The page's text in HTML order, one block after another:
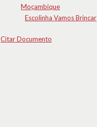
Moçambique
Escolinha Vamos Brincar
Citar Documento